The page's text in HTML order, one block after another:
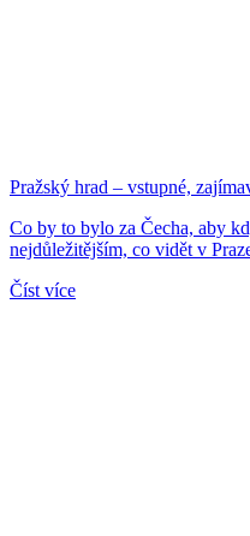
Pražský hrad – vstupné,
Co by to bylo za Čecha, aby
nejdůležitějším, co vidět v
Číst více